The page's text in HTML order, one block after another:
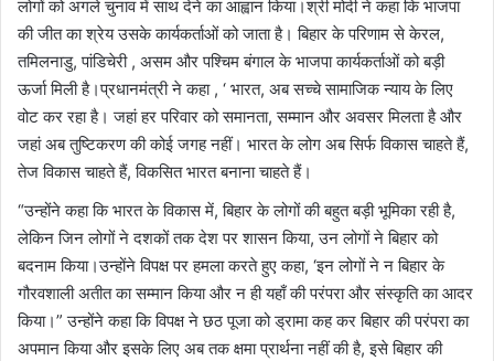
लोगों को अगले चुनाव में साथ देने का आह्वान किया।श्री मोदी ने कहा कि भाजपा
की जीत का श्रेय उसके कार्यकर्ताओं को जाता है। बिहार के परिणाम से केरल,
तमिलनाडु, पांडिचेरी , असम और पश्चिम बंगाल के भाजपा कार्यकर्ताओं को बड़ी
ऊर्जा मिली है।प्रधानमंत्री ने कहा , ‘ भारत, अब सच्चे सामाजिक न्याय के लिए
वोट कर रहा है। जहां हर परिवार को समानता, सम्मान और अवसर मिलता है और
जहां अब तुष्टिकरण की कोई जगह नहीं। भारत के लोग अब सिर्फ विकास चाहते हैं,
तेज विकास चाहते हैं, विकसित भारत बनाना चाहते हैं।
“उन्होंने कहा कि भारत के विकास में, बिहार के लोगों की बहुत बड़ी भूमिका रही है,
लेकिन जिन लोगों ने दशकों तक देश पर शासन किया, उन लोगों ने बिहार को
बदनाम किया।उन्होंने विपक्ष पर हमला करते हुए कहा, ‘इन लोगों ने न बिहार के
गौरवशाली अतीत का सम्मान किया और न ही यहाँ की परंपरा और संस्कृति का आदर
किया।” उन्होंने कहा कि विपक्ष ने छठ पूजा को ड्रामा कह कर बिहार की परंपरा का
अपमान किया और इसके लिए अब तक क्षमा प्रार्थना नहीं की है, इसे बिहार की